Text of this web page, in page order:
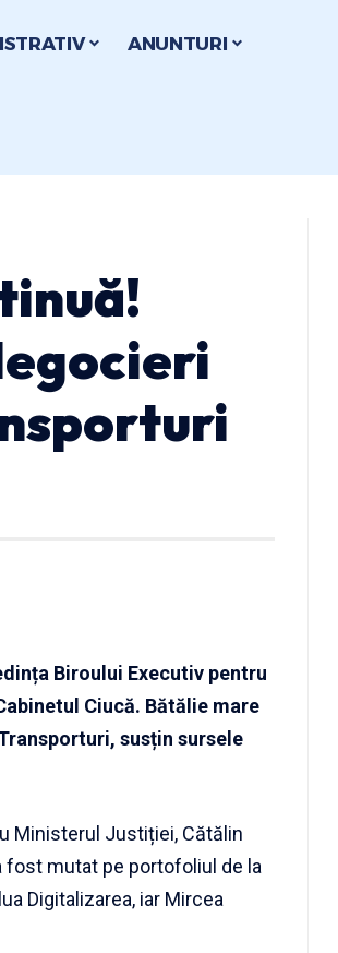
ANUNTURI
Biroului Executiv pentru
Ciucă. Bătălie mare
susțin sursele
Ministerul Justiției, Cătălin
mutat pe portofoliul de la
Digitalizarea, iar Mircea